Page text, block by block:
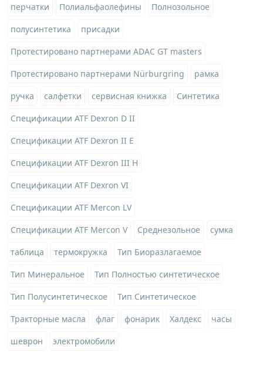
перчатки
Полиальфаолефины
Полнозольное
полусинтетика
присадки
Протестировано партнерами ADAC GT masters
Протестировано партнерами Nürburgring
рамка
ручка
салфетки сервисная книжка
Синтетика
Спецификации ATF Dexron D II
Спецификации ATF Dexron II E
Спецификации ATF Dexron III H
Спецификации ATF Dexron VI
Спецификации ATF Mercon LV
Спецификации ATF Mercon V
Среднезольное
сумка
таблица
термокружка
Тип Биоразлагаемое
Тип Минеральное
Тип Полностью синтетическое
Тип Полусинтетическое
Тип Синтетическое
Тракторные масла
флаг фонарик Халдекс
часы
шеврон
электромобили